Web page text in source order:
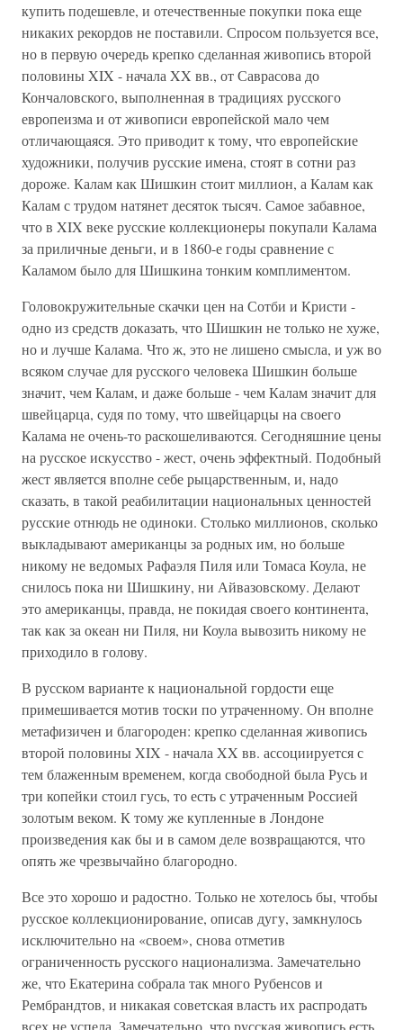
купить подешевле, и отечественные покупки пока еще
никаких рекордов не поставили. Спросом пользуется все,
но в первую очередь крепко сделанная живопись второй
половины XIX - начала XX вв., от Саврасова до
Кончаловского, выполненная в традициях русского
европеизма и от живописи европейской мало чем
отличающаяся. Это приводит к тому, что европейские
художники, получив русские имена, стоят в сотни раз
дороже. Калам как Шишкин стоит миллион, а Калам как
Калам с трудом натянет десяток тысяч. Самое забавное,
что в XIX веке русские коллекционеры покупали Калама
за приличные деньги, и в 1860-е годы сравнение с
Каламом было для Шишкина тонким комплиментом.
Головокружительные скачки цен на Сотби и Кристи -
одно из средств доказать, что Шишкин не только не хуже,
но и лучше Калама. Что ж, это не лишено смысла, и уж во
всяком случае для русского человека Шишкин больше
значит, чем Калам, и даже больше - чем Калам значит для
швейцарца, судя по тому, что швейцарцы на своего
Калама не очень-то раскошеливаются. Сегодняшние цены
на русское искусство - жест, очень эффектный. Подобный
жест является вполне себе рыцарственным, и, надо
сказать, в такой реабилитации национальных ценностей
русские отнюдь не одиноки. Столько миллионов, сколько
выкладывают американцы за родных им, но больше
никому не ведомых Рафаэля Пиля или Томаса Коула, не
снилось пока ни Шишкину, ни Айвазовскому. Делают
это американцы, правда, не покидая своего континента,
так как за океан ни Пиля, ни Коула вывозить никому не
приходило в голову.
В русском варианте к национальной гордости еще
примешивается мотив тоски по утраченному. Он вполне
метафизичен и благороден: крепко сделанная живопись
второй половины XIX - начала XX вв. ассоциируется с
тем блаженным временем, когда свободной была Русь и
три копейки стоил гусь, то есть с утраченным Россией
золотым веком. К тому же купленные в Лондоне
произведения как бы и в самом деле возвращаются, что
опять же чрезвычайно благородно.
Все это хорошо и радостно. Только не хотелось бы, чтобы
русское коллекционирование, описав дугу, замкнулось
исключительно на «своем», снова отметив
ограниченность русского национализма. Замечательно
же, что Екатерина собрала так много Рубенсов и
Рембрандтов, и никакая советская власть их распродать
всех не успела. Замечательно, что русская живопись есть